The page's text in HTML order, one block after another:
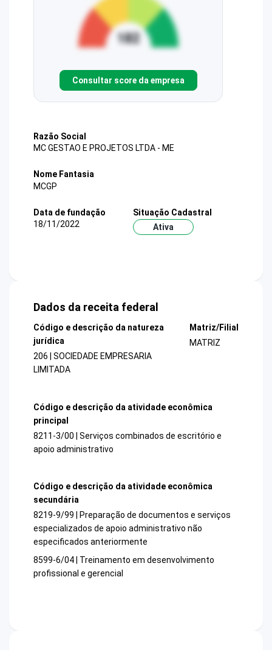
Consultar score da empresa
Razão Social
MC GESTAO E PROJETOS LTDA - ME
Nome Fantasia
MCGP
Data de fundação
18/11/2022
Situação Cadastral
Ativa
Dados da receita federal
Código e descrição da natureza
jurídica
206 | SOCIEDADE EMPRESARIA
LIMITADA
Matriz/Filial
MATRIZ
Código e descrição da atividade econômica
principal
8211-3/00 | Serviços combinados de escritório e
apoio administrativo
Código e descrição da atividade econômica
secundária
8219-9/99 | Preparação de documentos e serviços
especializados de apoio administrativo não
especificados anteriormente
8599-6/04 | Treinamento em desenvolvimento
profissional e gerencial